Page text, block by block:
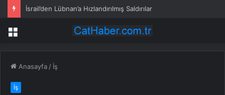
İsrail’den Lübnan’a Hızlandırılmış Saldırılar
Menü
Anasayfa / İş
İş